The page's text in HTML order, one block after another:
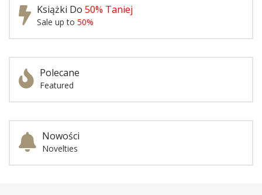
Książki Do 50% Taniej
Sale up to 50%
Polecane
Featured
Nowości
Novelties